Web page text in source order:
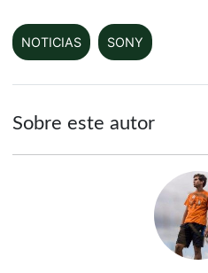
NOTICIAS SONY
Sobre este autor